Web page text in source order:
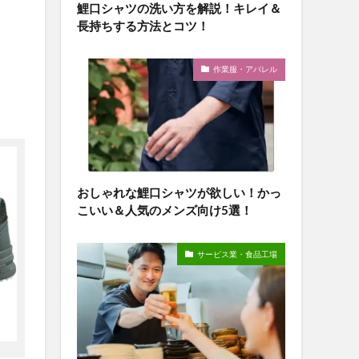
鯉口シャツの洗い方を解説！キレイ＆
長持ちする方法とコツ！
作業服・アパレル
おしゃれな鯉口シャツが欲しい！かっ
こいい＆人気のメンズ向け5選！
サービス業・食品工場